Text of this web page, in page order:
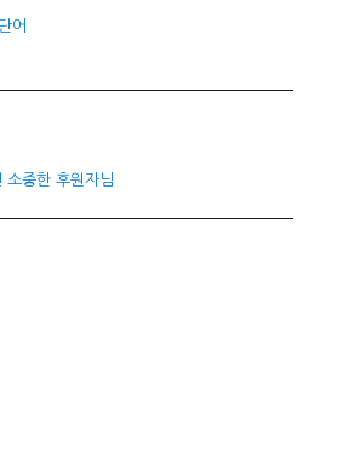
어
중한 후원자님